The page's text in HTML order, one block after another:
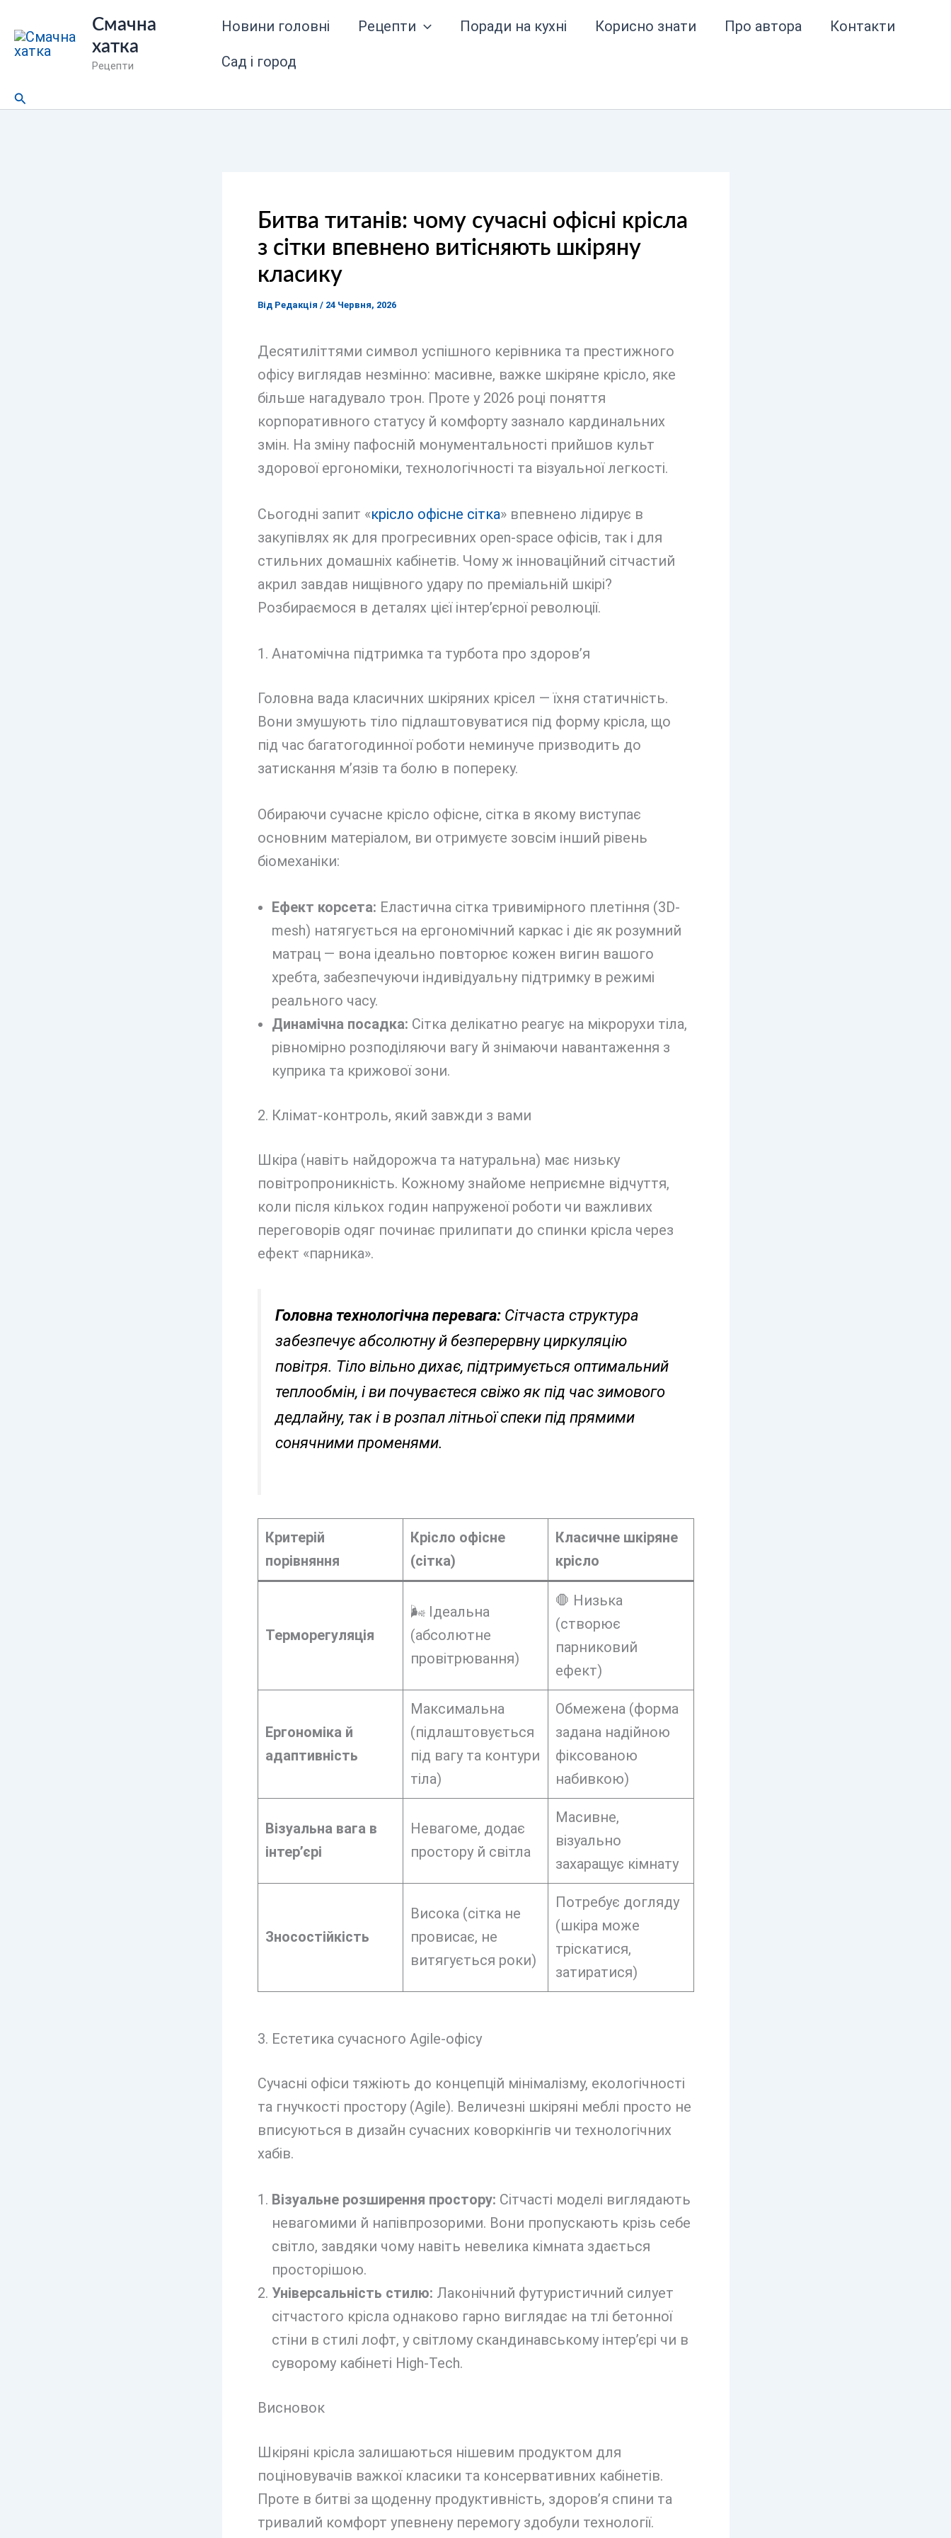
до
вмісту
Смачна
хатка
Рецепти
Новини головні Рецепти Поради на кухні Корисно знати Про автора Контакти
Сад і город
Пошук
Битва титанів: чому сучасні офісні крісла
з сітки впевнено витісняють шкіряну
класику
Від Редакція / 24 Червня, 2026
Десятиліттями символ успішного керівника та престижного
офісу виглядав незмінно: масивне, важке шкіряне крісло, яке
більше нагадувало трон. Проте у 2026 році поняття
корпоративного статусу й комфорту зазнало кардинальних
змін. На зміну пафосній монументальності прийшов культ
здорової ергономіки, технологічності та візуальної легкості.
Сьогодні запит «крісло офісне сітка» впевнено лідирує в
закупівлях як для прогресивних open-space офісів, так і для
стильних домашніх кабінетів. Чому ж інноваційний сітчастий
акрил завдав нищівного удару по преміальній шкірі?
Розбираємося в деталях цієї інтер’єрної революції.
1. Анатомічна підтримка та турбота про здоров’я
Головна вада класичних шкіряних крісел — їхня статичність.
Вони змушують тіло підлаштовуватися під форму крісла, що
під час багатогодинної роботи неминуче призводить до
затискання м’язів та болю в попереку.
Обираючи сучасне крісло офісне, сітка в якому виступає
основним матеріалом, ви отримуєте зовсім інший рівень
біомеханіки:
Ефект корсета: Еластична сітка тривимірного плетіння (3D-
mesh) натягується на ергономічний каркас і діє як розумний
матрац — вона ідеально повторює кожен вигин вашого
хребта, забезпечуючи індивідуальну підтримку в режимі
реального часу.
Динамічна посадка: Сітка делікатно реагує на мікрорухи тіла,
рівномірно розподіляючи вагу й знімаючи навантаження з
куприка та крижової зони.
2. Клімат-контроль, який завжди з вами
Шкіра (навіть найдорожча та натуральна) має низьку
повітропроникність. Кожному знайоме неприємне відчуття,
коли після кількох годин напруженої роботи чи важливих
переговорів одяг починає прилипати до спинки крісла через
ефект «парника».
Головна технологічна перевага:Сітчаста структура
забезпечує абсолютну й безперервну циркуляцію
повітря. Тіло вільно дихає, підтримується оптимальний
теплообмін, і ви почуваєтеся свіжо як під час зимового
дедлайну, так і в розпал літньої спеки під прямими
сонячними променями.
Критерій
порівняння
Крісло офісне
(сітка)
Класичне шкіряне
крісло
Терморегуляція
🌬️ Ідеальна
(абсолютне
провітрювання)
🛑 Низька
(створює
парниковий
ефект)
Ергономіка й
адаптивність
Максимальна
(підлаштовується
під вагу та контури
тіла)
Обмежена (форма
задана надійною
фіксованою
набивкою)
Візуальна вага в
інтер’єрі
Невагоме, додає
простору й світла
Масивне,
візуально
захаращує кімнату
Зносостійкість
Висока (сітка не
провисає, не
витягується роки)
Потребує догляду
(шкіра може
тріскатися,
затиратися)
3. Естетика сучасного Agile-офісу
Сучасні офіси тяжіють до концепцій мінімалізму, екологічності
та гнучкості простору (Agile). Величезні шкіряні меблі просто не
вписуються в дизайн сучасних коворкінгів чи технологічних
хабів.
Візуальне розширення простору: Сітчасті моделі виглядають
невагомими й напівпрозорими. Вони пропускають крізь себе
світло, завдяки чому навіть невелика кімната здається
просторішою.
Універсальність стилю: Лаконічний футуристичний силует
сітчастого крісла однаково гарно виглядає на тлі бетонної
стіни в стилі лофт, у світлому скандинавському інтер’єрі чи в
суворому кабінеті High-Tech.
Висновок
Шкіряні крісла залишаються нішевим продуктом для
поціновувачів важкої класики та консервативних кабінетів.
Проте в битві за щоденну продуктивність, здоров’я спини та
тривалий комфорт упевнену перемогу здобули технології.